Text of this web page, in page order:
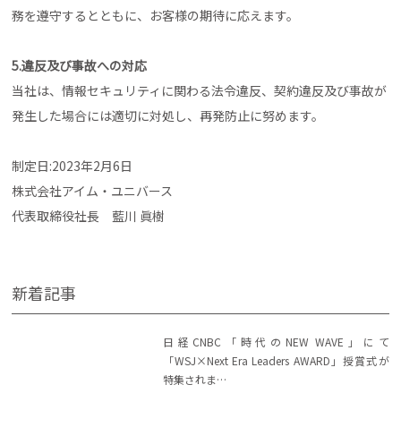
務を遵守するとともに、お客様の期待に応えます。
5.違反及び事故への対応
当社は、情報セキュリティに関わる法令違反、契約違反及び事故が
発生した場合には適切に対処し、再発防止に努めます。
制定日:2023年2月6日
株式会社アイム・ユニバース
代表取締役社長 藍川 眞樹
新着記事
日経CNBC「時代のNEW WAVE」にて
「WSJ×Next Era Leaders AWARD」授賞式が
特集されま…